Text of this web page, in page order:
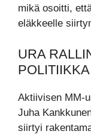
mikä osoitti,
eläkkeelle
URA
POLITIIKKA
Aktiivisen MM-
Juha
siirtyi